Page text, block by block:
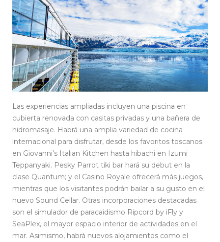
Las experiencias ampliadas incluyen una piscina en
cubierta renovada con casitas privadas y una bañera de
hidromasaje. Habrá una amplia variedad de cocina
internacional para disfrutar, desde los favoritos toscanos
en Giovanni’s Italian Kitchen hasta hibachi en Izumi
Teppanyaki. Pesky Parrot tiki bar hará su debut en la
clase Quantum; y el Casino Royale ofrecerá más juegos,
mientras que los visitantes podrán bailar a su gusto en el
nuevo Sound Cellar. Otras incorporaciones destacadas
son el simulador de paracaidismo Ripcord by iFly y
SeaPlex, el mayor espacio interior de actividades en el
mar. Asimismo, habrá nuevos alojamientos como el